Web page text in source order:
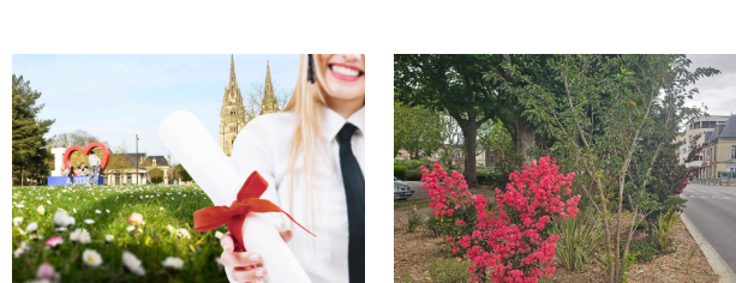
Bac et Brevet 2026 : la Ville de Soissons
mettra à l’honneur ses jeunes diplômés
Soissons, cité-jardin : Le Lilas des Indes, la
star de l’été !